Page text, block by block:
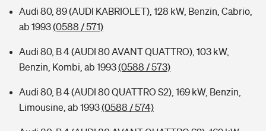
Audi 80, 89 (AUDI KABRIOLET), 128 kW, Benzin, Cabrio,
ab 1993(0588 / 571)
Audi 80, B 4 (AUDI 80 AVANT QUATTRO), 103 kW,
Benzin, Kombi, ab 1993(0588 / 573)
Audi 80, B 4 (AUDI 80 QUATTRO S2), 169 kW, Benzin,
Limousine, ab 1993(0588 / 574)